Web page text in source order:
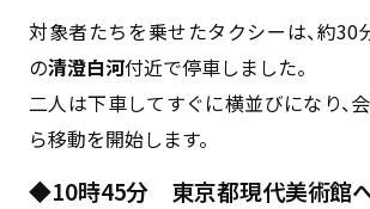
対象者たちを乗せたタクシーは、約30
の清澄白河付近で停車しました。
二人は下車してすぐに横並びになり、
ら移動を開始します。
◆10時45分 東京都現代美術館